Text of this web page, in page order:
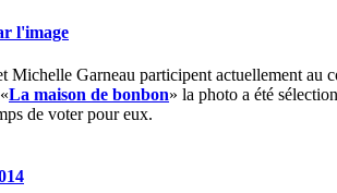
l'image
Michelle Garneau participent actuellement au
La maison de bonbon» la photo a été
de voter pour eux.